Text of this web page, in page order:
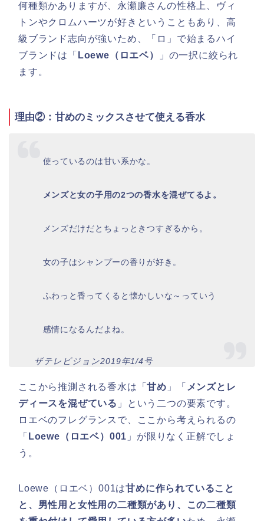
何種類かありますが、永瀬廉さんの性格上、ヴィ
トンやクロムハーツが好きということもあり、高
級ブランド志向が強いため、「ロ」で始まるハイ
ブランドは「 Loewe（ロエベ）
」の一択に絞られ
ます。
理由②：甘めのミックスさせて使える香水
使っているのは甘い系かな。
メンズと女の子用の2つの香水を混ぜてるよ。
メンズだけだとちょっときつすぎるから。
女の子はシャンプーの香りが好き。
ふわっと香ってくると懐かしいな～っていう
感情になるんだよね。
ザテレビジョン2019年1/4号
ここから推測される香水は「甘め 」「 メンズとレ
ディースを混ぜている 」という二つの要素です。
ロエベのフレグランスで、ここから考えられるの
「 Loewe（ロエベ）001 」が限りなく正解でしょ
う。
Loewe（ロエベ）001は甘めに作られていること
と、男性用と女性用の二種類があり、この二種類